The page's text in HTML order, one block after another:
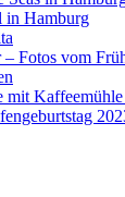
in Hamburg
Fotos vom
mit Kaffeemühle